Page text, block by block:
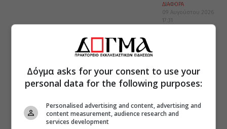
ΔΙΑΦΟΡΑ
09 Αυγούστου 2026
17:31
Δόγμα asks for your consent to use your
personal data for the following purposes:
Personalised advertising and content, advertising and
content measurement, audience research and
services development